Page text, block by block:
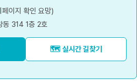
이지 확인 요망)
동 314 1층 2호
🗺️ 실시간 길찾기